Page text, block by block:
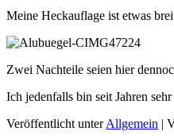
Meine Heckauflage ist etwas
Zwei Nachteile seien hier
Ich jedenfalls bin seit Jahren
Veröffentlicht unter Allgemein |